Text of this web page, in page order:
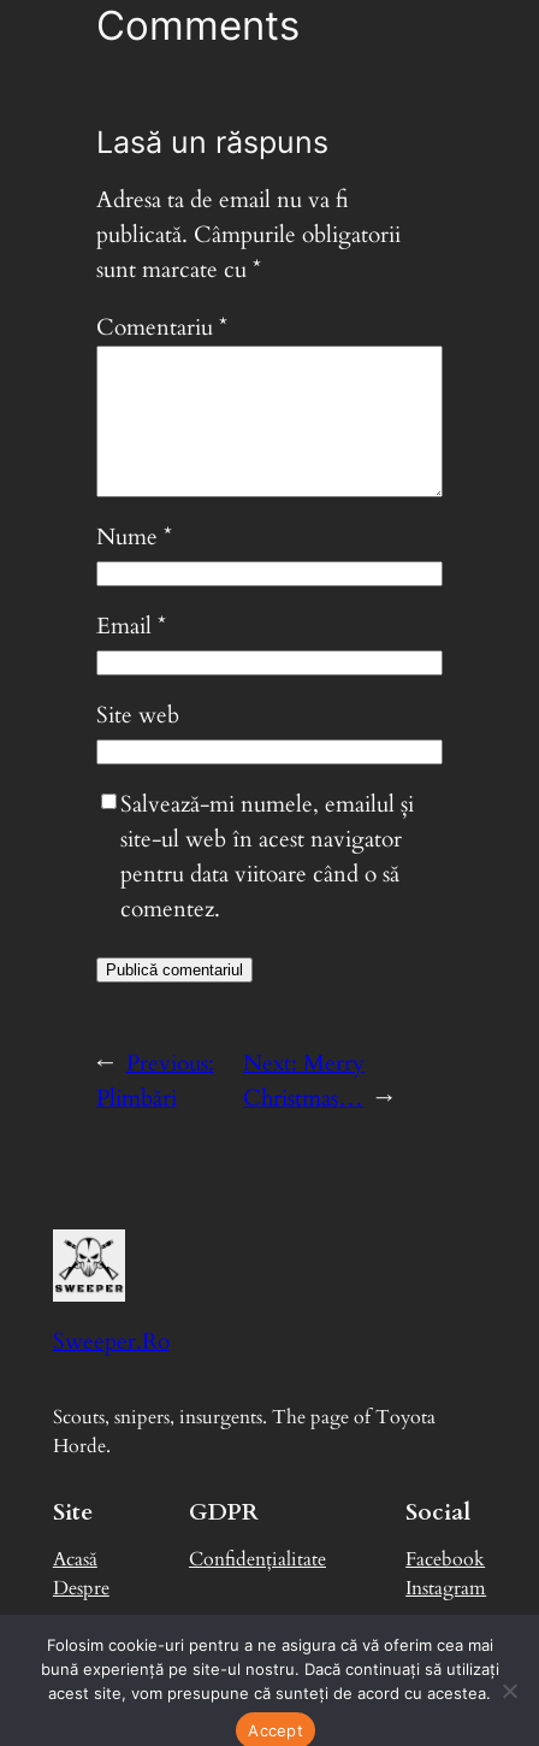
Comments
Lasă un răspuns
Adresa ta de email nu va fi
publicată. Câmpurile obligatorii
sunt marcate cu*
Comentariu*
Nume *
Email*
Site web
Salvează-mi numele, emailul și
site-ul web în acest navigator
pentru data viitoare când o să
comentez.
← Previous:
Plimbări
Next:Merry
Christmas… →
Sweeper.Ro
Scouts, snipers, insurgents. The page of Toyota
Horde.
Site
Acasă
Despre
GDPR
Confidențialitate
Social
Facebook
Instagram
Designed withWordPressbyGeorge B.
Folosim cookie-uri pentru a ne asigura că vă oferim cea mai
bună experiență pe site-ul nostru. Dacă continuați să utilizați
acest site, vom presupune că sunteți de acord cu acestea.
Accept